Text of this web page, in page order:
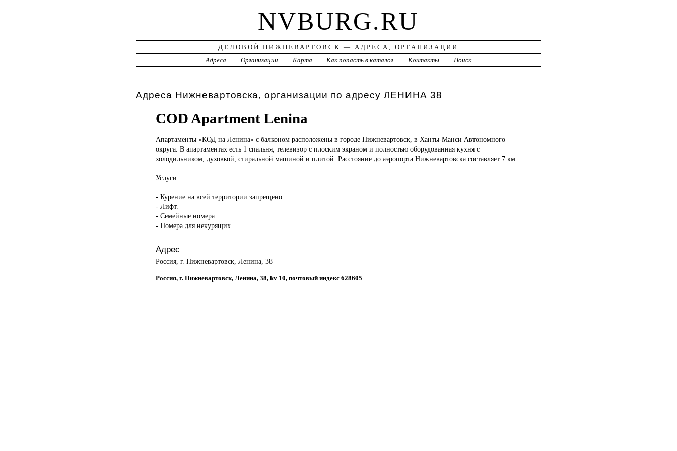
NVBURG.RU
ДЕЛОВОЙ НИЖНЕВАРТОВСК — АДРЕСА, ОРГАНИЗАЦИИ
Адреса
Организации Карта Как попасть в каталог Контакты Поиск
Адреса Нижневартовска, организации по адресу ЛЕНИНА 38
COD Apartment Lenina
Апартаменты «КОД на Ленина» с балконом расположены в городе Нижневартовск, в Ханты-Манси Автономного
округа. В апартаментах есть 1 спальня, телевизор с плоским экраном и полностью оборудованная кухня с
холодильником, духовкой, стиральной машиной и плитой. Расстояние до аэропорта Нижневартовска составляет 7 км.
Услуги:
- Курение на всей территории запрещено.
- Лифт.
- Семейные номера.
- Номера для некурящих.
Адрес
Россия, г. Нижневартовск, Ленина, 38
Россия, г. Нижневартовск, Ленина, 38, kv 10, почтовый индекс 628605